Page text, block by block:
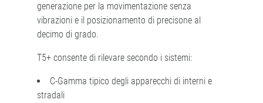
generazione per la movimentazione senza
vibrazioni e il posizionamento di precisone al
decimo di grado.
T5+ consente di rilevare secondo i sistemi:
C-Gamma tipico degli apparecchi di interni e
stradali